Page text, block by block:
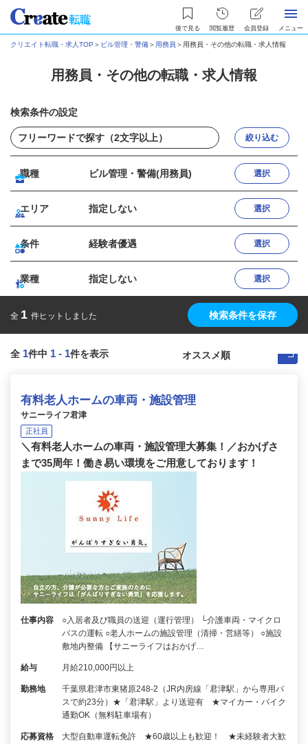
後で見る 閲覧履歴 会員登録 メニュー
クリエイト転職・求人TOP ＞ ビル管理・警備＞ 用務員 ＞ 用務員・その他の転職・求人情報
用務員・その他の転職・求人情報
検索条件の設定
絞り込む
職種 ビル管理・警備(用務員) 選択
エリア 指定しない 選択
条件 経験者優遇 選択
業種 指定しない 選択
全 1 件ヒットしました 検索条件を保存
全 1件中 1 - 1件を表示
有料老人ホームの車両・施設管理
サニーライフ君津
正社員
＼有料老人ホームの車両・施設管理大募集！／おかげさ
まで35周年！働き易い環境をご用意しております！
仕事内容
○入居者及び職員の送迎（運行管理） └介護車両・マイクロ
バスの運転 ○老人ホームの施設管理（清掃・営繕等） ○施設
敷地内整備 【サニーライフはおかげ…
給与 月給210,000円以上
勤務地
千葉県君津市東猪原248-2（JR内房線「君津駅」から専用バ
スで約23分）★「君津駅」より送迎有 ★マイカー・バイク
通勤OK（無料駐車場有）
応募資格
大型自動車運転免許 ★60歳以上も歓迎！ ★未経験者大歓